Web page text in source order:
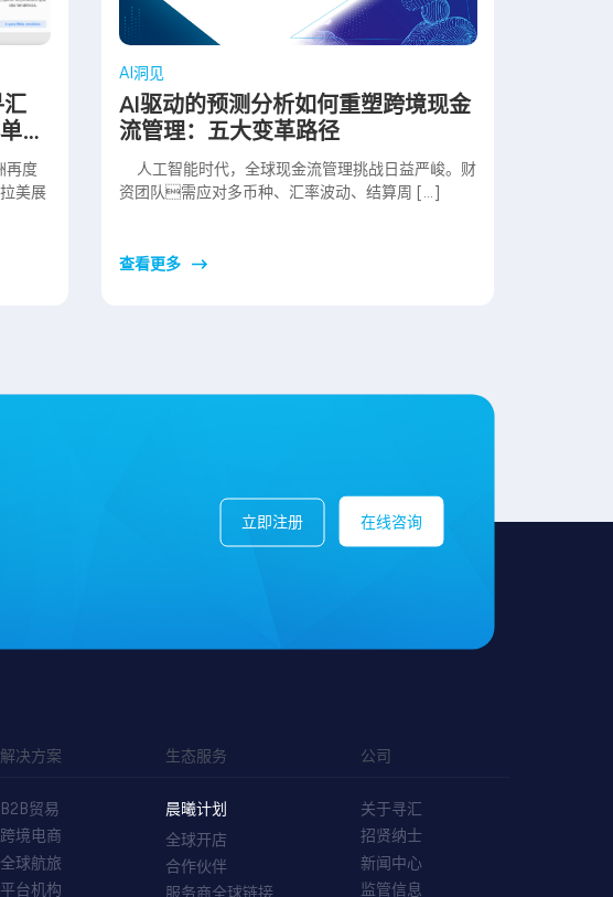
红
再度
美展
AI洞见
AI驱动的预测分析如何重塑跨境现金
流管理：五大变革路径
人工智能时代，全球现金流管理挑战日益严峻。财
资团队需应对多币种、汇率波动、结算周 […]
查看更多
立即注册 在线咨询
解决方案
B2B贸易
跨境电商
全球航旅
平台机构
生态服务
晨曦计划
全球开店
合作伙伴
公司
关于寻汇
招贤纳士
新闻中心
监管信息